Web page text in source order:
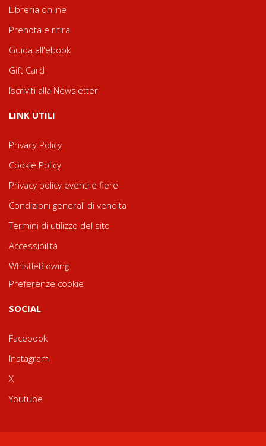
Libreria online
Prenota e ritira
Guida all'ebook
Gift Card
Iscriviti alla Newsletter
LINK UTILI
Privacy Policy
Cookie Policy
Privacy policy eventi e fiere
Condizioni generali di vendita
Termini di utilizzo del sito
Accessibilità
WhistleBlowing
Preferenze cookie
SOCIAL
Facebook
Instagram
X
Youtube